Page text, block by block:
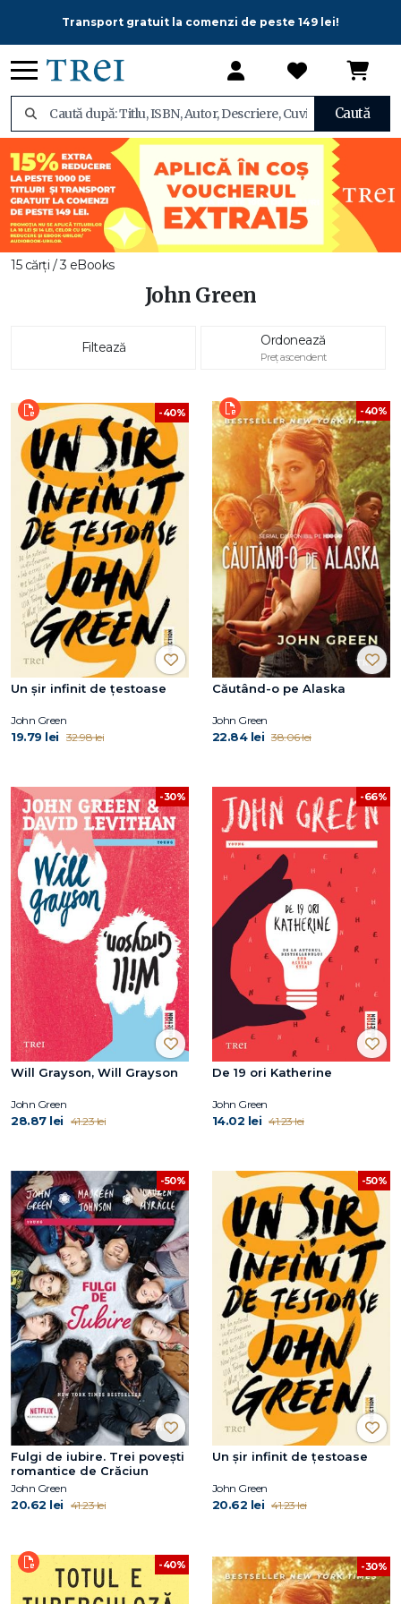
Transport gratuit la comenzi de peste 149 lei!
Caută
15 cărți / 3 eBooks
John Green
Filtează Ordonează
Preț ascendent
-40%
Un șir infinit de țestoase
John Green
19.79 lei 32.98 lei
-40%
Căutând-o pe Alaska
John Green
22.84 lei 38.06 lei
-30%
Will Grayson, Will Grayson
John Green
28.87 lei 41.23 lei
-66%
De 19 ori Katherine
John Green
14.02 lei 41.23 lei
-50%
Fulgi de iubire. Trei poveşti
romantice de Crăciun
John Green
20.62 lei 41.23 lei
-50%
Un șir infinit de țestoase
John Green
20.62 lei 41.23 lei
-40% -30%